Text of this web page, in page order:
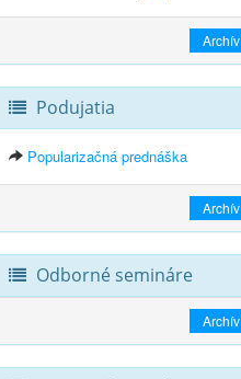
Archív
Podujatia
Popularizačná prednáška
Archív
Odborné semináre
Archív